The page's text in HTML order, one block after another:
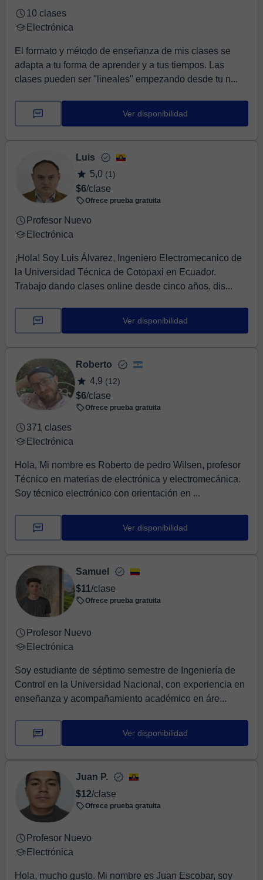
10 clases
Electrónica
El formato y método de enseñanza de mis clases se
adapta a tu forma de aprender y a tus tiempos. Las
clases pueden ser "lineales" empezando desde tu n...
Ver disponibilidad
Luis
5,0 (1)
$6/clase
Ofrece prueba gratuita
Profesor Nuevo
Electrónica
¡Hola! Soy Luis Álvarez, Ingeniero Electromecanico de
la Universidad Técnica de Cotopaxi en Ecuador.
Trabajo dando clases online desde cinco años, dis...
Ver disponibilidad
Roberto
4,9 (12)
$6/clase
Ofrece prueba gratuita
371 clases
Electrónica
Hola, Mi nombre es Roberto de pedro Wilsen, profesor
Técnico en materias de electrónica y electromecánica.
Soy técnico electrónico con orientación en ...
Ver disponibilidad
Samuel
$11/clase
Ofrece prueba gratuita
Profesor Nuevo
Electrónica
Soy estudiante de séptimo semestre de Ingeniería de
Control en la Universidad Nacional, con experiencia en
enseñanza y acompañamiento académico en áre...
Ver disponibilidad
Juan P.
$12/clase
Ofrece prueba gratuita
Profesor Nuevo
Electrónica
Hola, mucho gusto. Mi nombre es Juan Escobar, soy